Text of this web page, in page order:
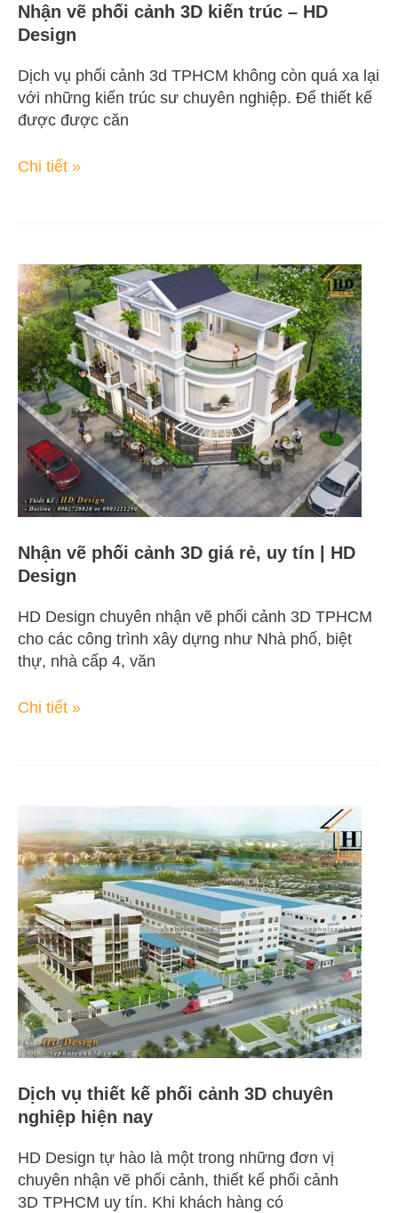
Nhận vẽ phối cảnh 3D kiến trúc – HD
Design
Dịch vụ phối cảnh 3d TPHCM không còn quá xa lại
với những kiến trúc sư chuyên nghiệp. Để thiết kế
được được căn
Chi tiết »
Nhận vẽ phối cảnh 3D giá rẻ, uy tín | HD
Design
HD Design chuyên nhận vẽ phối cảnh 3D TPHCM
cho các công trình xây dựng như Nhà phố, biệt
thự, nhà cấp 4, văn
Nhận
vẽ
phối
cảnh
3D
giá
rẻ,
tín
|
HD
Design
Chi tiết »
Dịch vụ thiết kế phối cảnh 3D chuyên
nghiệp hiện nay
HD Design tự hào là một trong những đơn vị
chuyên nhận vẽ phối cảnh, thiết kế phối cảnh
3D TPHCM uy tín. Khi khách hàng có
vụ
thiết
kế
phối
cảnh
3D
chuyên
nghiệp
hiện
nay